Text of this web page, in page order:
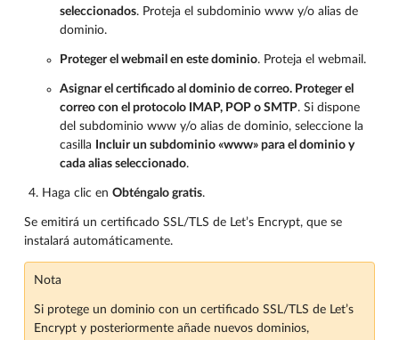
seleccionados. Proteja el subdominio www y/o alias de
dominio.
Proteger el webmail en este dominio. Proteja el webmail.
Asignar el certificado al dominio de correo. Proteger el
correo con el protocolo IMAP, POP o SMTP. Si dispone
del subdominio www y/o alias de dominio, seleccione la
casilla
Incluir un subdominio «www» para el dominio y
cada alias seleccionado.
Haga clic en Obténgalo gratis.
Se emitirá un certificado SSL/TLS de Let’s Encrypt, que se
instalará automáticamente.
Nota
Si protege un dominio con un certificado SSL/TLS de Let’s
Encrypt y posteriormente añade nuevos dominios,